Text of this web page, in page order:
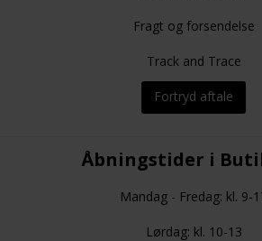
Åbningstider i
Mandag - Fredag: kl. 9-
Lørdag: kl. 10-13
Fragt og forsendelse
Track and Trace
Fortryd aftale